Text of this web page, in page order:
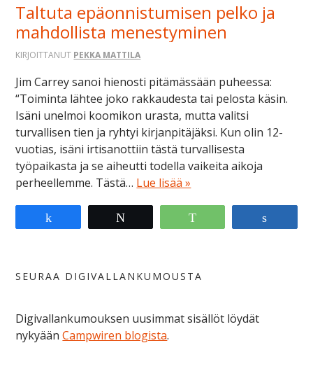
Taltuta epäonnistumisen pelko ja
mahdollista menestyminen
KIRJOITTANUT PEKKA MATTILA
Jim Carrey sanoi hienosti pitämässään puheessa:
“Toiminta lähtee joko rakkaudesta tai pelosta käsin.
Isäni unelmoi koomikon urasta, mutta valitsi
turvallisen tien ja ryhtyi kirjanpitäjäksi. Kun olin 12-
vuotias, isäni irtisanottiin tästä turvallisesta
työpaikasta ja se aiheutti todella vaikeita aikoja
perheellemme. Tästä… Lue lisää »
SEURAA DIGIVALLANKUMOUSTA
Digivallankumouksen uusimmat sisällöt löydät
nykyäänCampwiren blogista.